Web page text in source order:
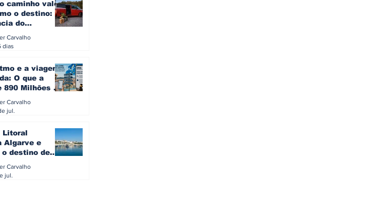
caminho vale
o destino: a
do
europeu
Carvalho
dias
e a viagem
O que a
890 Milhões à
do turista na
Carvalho
jul.
Litoral
Algarve e
o destino de
Carvalho
jul.